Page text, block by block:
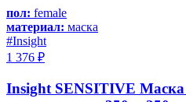
пол: female
материал: маска
#Insight
1 376 ₽
Insight SENSITIVE Маска